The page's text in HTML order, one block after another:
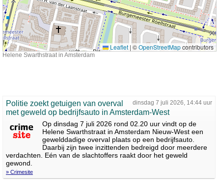
Leaflet | ©OpenStreetMapcontributors
Helene Swarthstraat in Amsterdam
dinsdag 7 juli 2026, 14:44 uur
Politie zoekt getuigen van overval
met geweld op bedrijfsauto in Amsterdam-West
Op dinsdag 7 juli 2026 rond 02.20 uur vindt op de
Helene Swarthstraat in Amsterdam Nieuw-West een
gewelddadige overval plaats op een bedrijfsauto.
Daarbij zijn twee inzittenden bedreigd door meerdere
verdachten. Eén van de slachtoffers raakt door het geweld
gewond.
» Crimesite